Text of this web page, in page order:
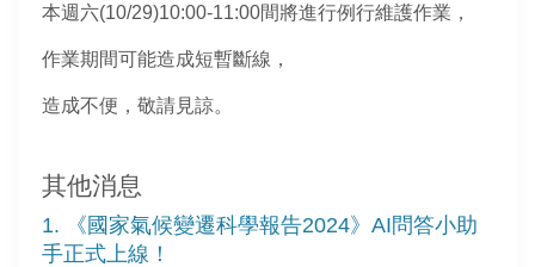
本週六(10/29)10:00-11:00間將進行例行維護作業，
作業期間可能造成短暫斷線，
造成不便，敬請見諒。
其他消息
1. 《國家氣候變遷科學報告2024》AI問答小助
手正式上線！